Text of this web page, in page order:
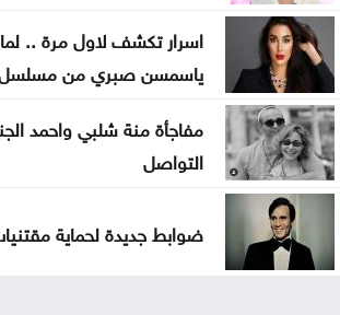
اسرار تكشف لاول مرة ..
ياسمسن صبري من مسلسل
مفاجأة منة شلبي واحمد
التواصل
ضوابط جديدة لحماية